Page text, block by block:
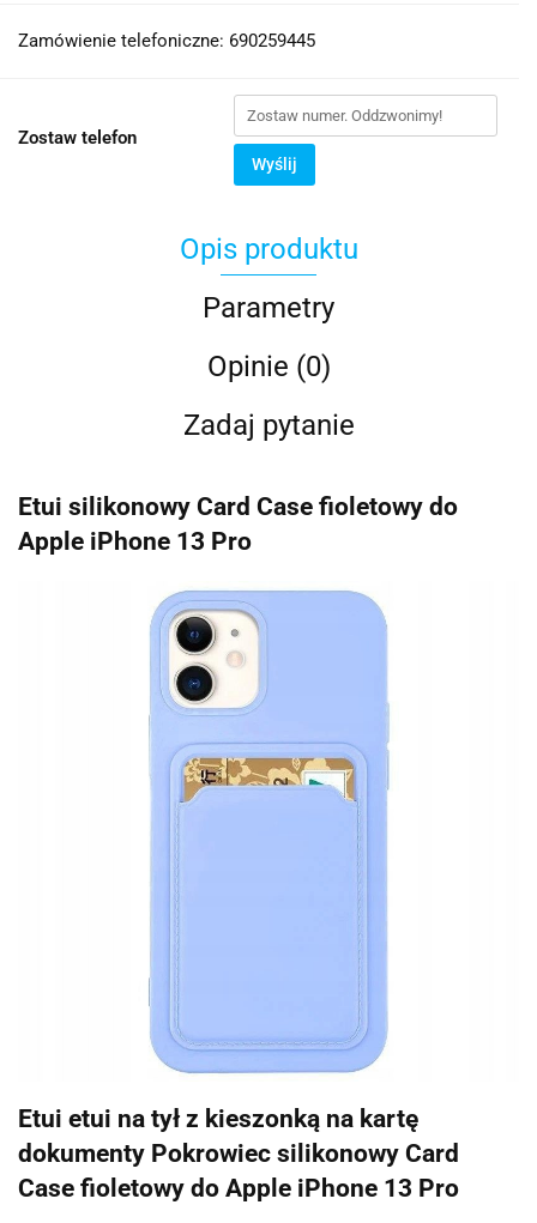
Zamówienie telefoniczne: 690259445
Zostaw telefon
Wyślij
Opis produktu
Parametry
Opinie (0)
Zadaj pytanie
Etui silikonowy Card Case fioletowy do
Apple iPhone 13 Pro
Etui etui na tył z kieszonką na kartę
dokumenty Pokrowiec silikonowy Card
Case fioletowy do Apple iPhone 13 Pro